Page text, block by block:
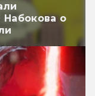
Набокова о